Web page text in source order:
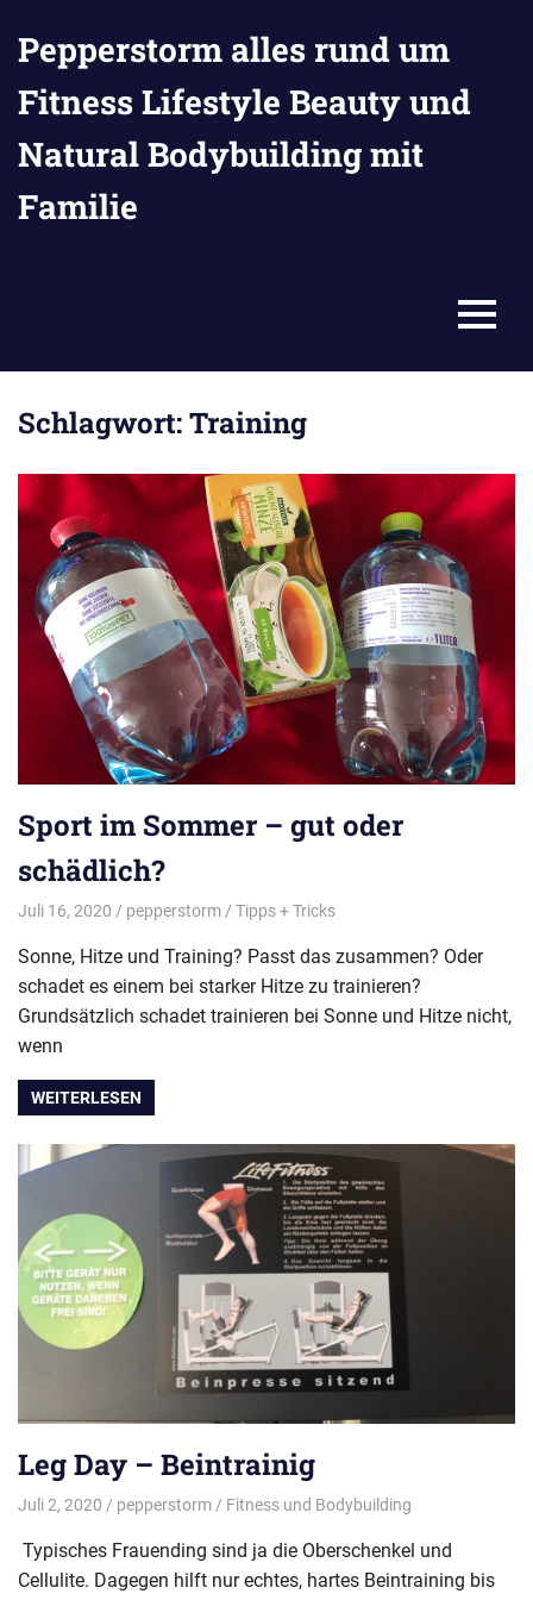
Inhalt
springen
Pepperstorm alles rund um
Fitness Lifestyle Beauty und
Natural Bodybuilding mit
Familie
MENU
Schlagwort:Training
Sport im Sommer – gut oder
schädlich?
Juli 16, 2020 pepperstorm Tipps + Tricks
Sonne, Hitze und Training? Passt das zusammen? Oder
schadet es einem bei starker Hitze zu trainieren?
Grundsätzlich schadet trainieren bei Sonne und Hitze nicht,
wenn
WEITERLESEN
Leg Day – Beintrainig
Juli 2, 2020 pepperstorm Fitness und Bodybuilding
Typisches Frauending sind ja die Oberschenkel und
Cellulite. Dagegen hilft nur echtes, hartes Beintraining bis